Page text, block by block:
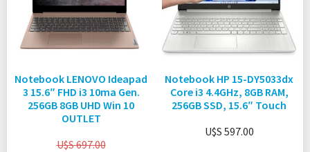
Notebook LENOVO Ideapad
3 15.6″ FHD i3 10ma Gen.
256GB 8GB UHD Win 10
OUTLET
U$S697.00
Notebook HP 15-DY5033dx
Core i3 4.4GHz, 8GB RAM,
256GB SSD, 15.6″ Touch
U$S 597.00